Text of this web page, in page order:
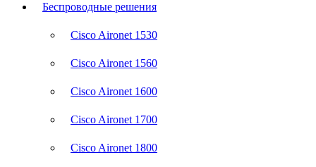
Беспроводные решения
Cisco Aironet 1530
Cisco Aironet 1560
Cisco Aironet 1600
Cisco Aironet 1700
Cisco Aironet 1800